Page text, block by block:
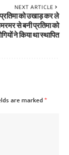
NEXT ARTICLE
प्रतिमा को उखाड़ कर ले
से बनी प्रतिमा को
ने किया था स्थापित
are marked*